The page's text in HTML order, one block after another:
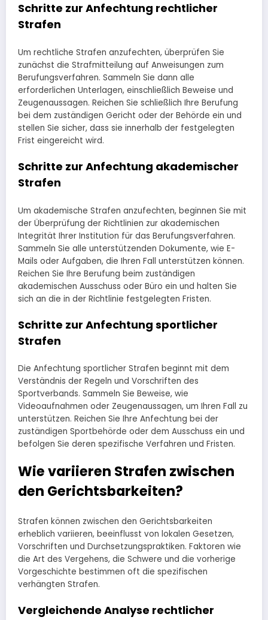
Schritte zur Anfechtung rechtlicher
Strafen
Um rechtliche Strafen anzufechten, überprüfen Sie
zunächst die Strafmitteilung auf Anweisungen zum
Berufungsverfahren. Sammeln Sie dann alle
erforderlichen Unterlagen, einschließlich Beweise und
Zeugenaussagen. Reichen Sie schließlich Ihre Berufung
bei dem zuständigen Gericht oder der Behörde ein und
stellen Sie sicher, dass sie innerhalb der festgelegten
Frist eingereicht wird.
Schritte zur Anfechtung akademischer
Strafen
Um akademische Strafen anzufechten, beginnen Sie mit
der Überprüfung der Richtlinien zur akademischen
Integrität Ihrer Institution für das Berufungsverfahren.
Sammeln Sie alle unterstützenden Dokumente, wie E-
Mails oder Aufgaben, die Ihren Fall unterstützen können.
Reichen Sie Ihre Berufung beim zuständigen
akademischen Ausschuss oder Büro ein und halten Sie
sich an die in der Richtlinie festgelegten Fristen.
Schritte zur Anfechtung sportlicher
Strafen
Die Anfechtung sportlicher Strafen beginnt mit dem
Verständnis der Regeln und Vorschriften des
Sportverbands. Sammeln Sie Beweise, wie
Videoaufnahmen oder Zeugenaussagen, um Ihren Fall zu
unterstützen. Reichen Sie Ihre Anfechtung bei der
zuständigen Sportbehörde oder dem Ausschuss ein und
befolgen Sie deren spezifische Verfahren und Fristen.
Wie variieren Strafen zwischen
den Gerichtsbarkeiten?
Strafen können zwischen den Gerichtsbarkeiten
erheblich variieren, beeinflusst von lokalen Gesetzen,
Vorschriften und Durchsetzungspraktiken. Faktoren wie
die Art des Vergehens, die Schwere und die vorherige
Vorgeschichte bestimmen oft die spezifischen
verhängten Strafen.
Vergleichende Analyse rechtlicher